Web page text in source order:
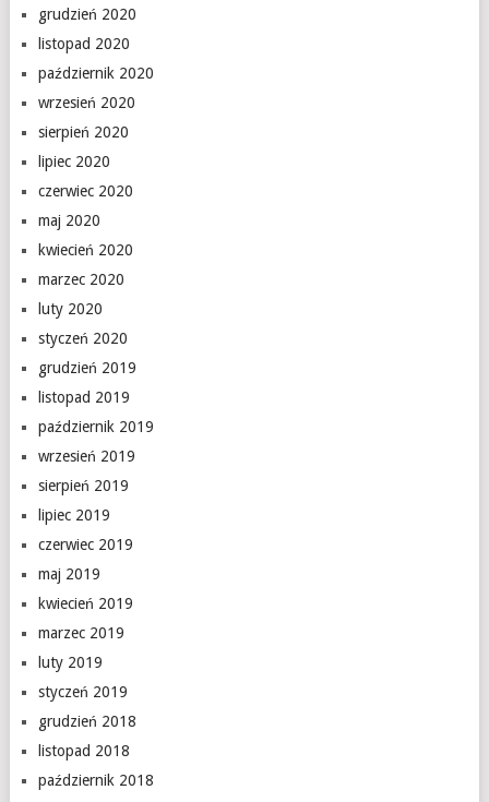
grudzień 2020
listopad 2020
październik 2020
wrzesień 2020
sierpień 2020
lipiec 2020
czerwiec 2020
maj 2020
kwiecień 2020
marzec 2020
luty 2020
styczeń 2020
grudzień 2019
listopad 2019
październik 2019
wrzesień 2019
sierpień 2019
lipiec 2019
czerwiec 2019
maj 2019
kwiecień 2019
marzec 2019
luty 2019
styczeń 2019
grudzień 2018
listopad 2018
październik 2018